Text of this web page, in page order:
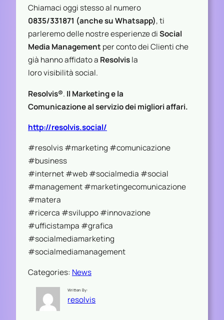
Chiamaci oggi stesso al numero
0835/331871 (anche su Whatsapp), ti
parleremo delle nostre esperienze diSocial
Media Management per conto dei Clienti che
già hanno affidato a Resolvisla
loro visibilità social.
Resolvis®. Il Marketing e la
Comunicazione al servizio dei migliori affari.
http://resolvis.social/
#resolvis #marketing #comunicazione
#business
#internet #web #socialmedia #social
#management #marketingecomunicazione
#matera
#ricerca #sviluppo #innovazione
#ufficistampa #grafica
#socialmediamarketing
#socialmediamanagement
Categories: News
Written By:
resolvis